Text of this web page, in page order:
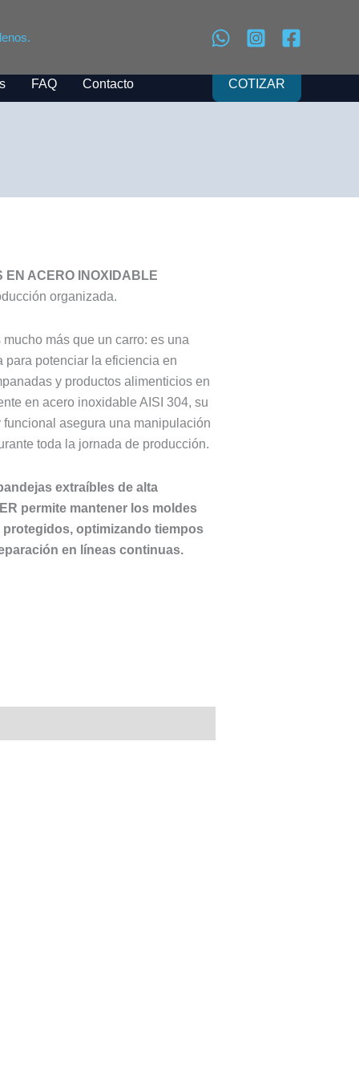
FAQ Contacto COTIZAR
EN ACERO INOXIDABLE
organizada.
mucho más que un carro: es una
potenciar la eficiencia en
y productos alimenticios en
en acero inoxidable AISI 304, su
asegura una manipulación
toda la jornada de producción.
extraíbles de alta
permite mantener los moldes
optimizando tiempos
en líneas continuas.